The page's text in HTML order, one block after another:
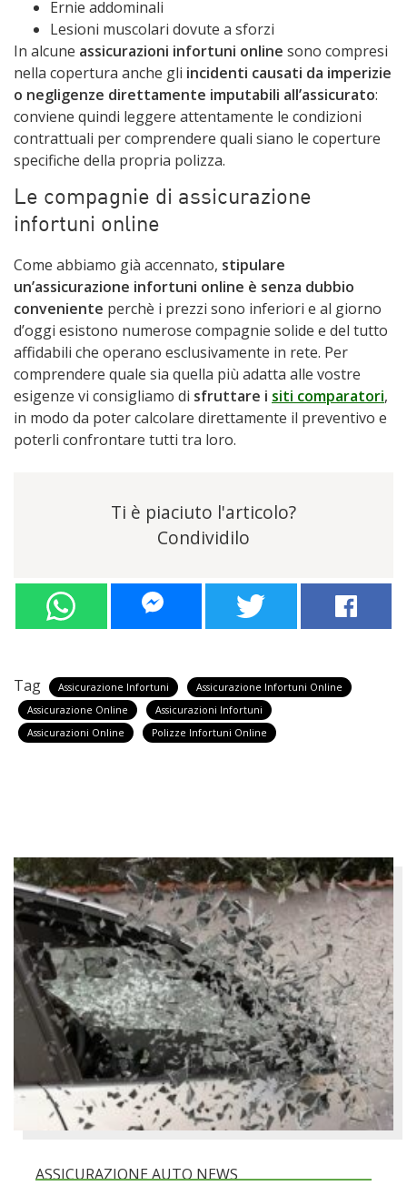
Ernie addominali
Lesioni muscolari dovute a sforzi
In alcune assicurazioni infortuni online sono compresi
nella copertura anche gli incidenti causati da imperizie
o negligenze direttamente imputabili all’assicurato:
conviene quindi leggere attentamente le condizioni
contrattuali per comprendere quali siano le coperture
specifiche della propria polizza.
Le compagnie di assicurazione
infortuni online
Come abbiamo già accennato, stipulare
un’assicurazione infortuni online è senza dubbio
conveniente perchè i prezzi sono inferiori e al giorno
d’oggi esistono numerose compagnie solide e del tutto
affidabili che operano esclusivamente in rete. Per
comprendere quale sia quella più adatta alle vostre
esigenze vi consigliamo di sfruttare i siti comparatori,
in modo da poter calcolare direttamente il preventivo e
poterli confrontare tutti tra loro.
Ti è piaciuto l'articolo?
Condividilo
Tag Assicurazione Infortuni
Assicurazione Infortuni Online
Assicurazione Online
Assicurazioni Infortuni
Assicurazioni Online
Polizze Infortuni Online
ASSICURAZIONE AUTO NEWS